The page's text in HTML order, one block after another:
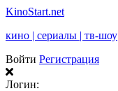
KinoStart.net
кино | сериалы | тв-шоу
Войти Регистрация
Логин: